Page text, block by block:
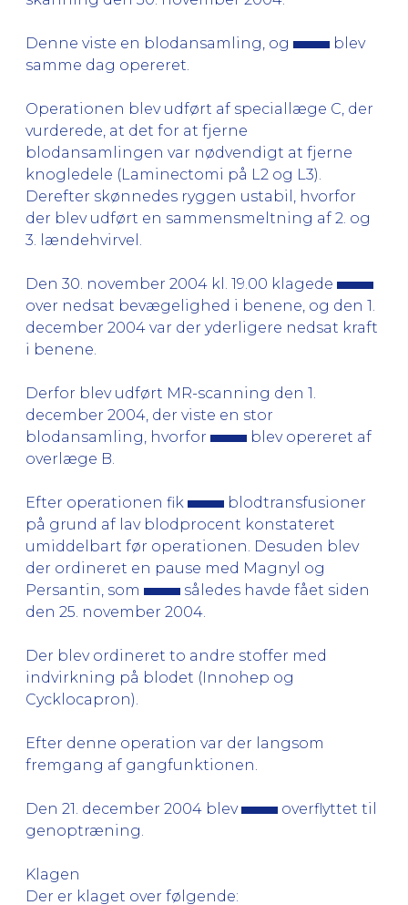
Denne viste en blodansamling, og
blev
samme dag opereret.
Operationen blev udført af speciallæge C, der
vurderede, at det for at fjerne
blodansamlingen var nødvendigt at fjerne
knogledele (Laminectomi på L2 og L3).
Derefter skønnedes ryggen ustabil, hvorfor
der blev udført en sammensmeltning af 2. og
3. lændehvirvel.
Den 30. november 2004 kl. 19.00 klagede
over nedsat bevægelighed i benene, og den 1.
december 2004 var der yderligere nedsat kraft
i benene.
Derfor blev udført MR-scanning den 1.
december 2004, der viste en stor
blodansamling, hvorfor
blev opereret af
overlæge B.
Efter operationen fik
blodtransfusioner
på grund af lav blodprocent konstateret
umiddelbart før operationen. Desuden blev
der ordineret en pause med Magnyl og
Persantin, som
således havde fået siden
den 25. november 2004.
Der blev ordineret to andre stoffer med
indvirkning på blodet (Innohep og
Cycklocapron).
Efter denne operation var der langsom
fremgang af gangfunktionen.
Den 21. december 2004 blev
overflyttet til
genoptræning.
Klagen
Der er klaget over følgende: